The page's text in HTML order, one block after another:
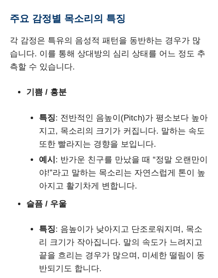
주요 감정별 목소리의 특징
각 감정은 특유의 음성적 패턴을 동반하는 경우가 많
습니다. 이를 통해 상대방의 심리 상태를 어느 정도 추
측할 수 있습니다.
기쁨 / 흥분
특징: 전반적인 음높이(Pitch)가 평소보다 높아
지고, 목소리의 크기가 커집니다. 말하는 속도
또한 빨라지는 경향을 보입니다.
예시 : 반가운 친구를 만났을 때 “정말 오랜만이
야!”라고 말하는 목소리는 자연스럽게 톤이 높
아지고 활기차게 변합니다.
슬픔 / 우울
특징: 음높이가 낮아지고 단조로워지며, 목소
리 크기가 작아집니다. 말의 속도가 느려지고
끝을 흐리는 경우가 많으며, 미세한 떨림이 동
반되기도 합니다.